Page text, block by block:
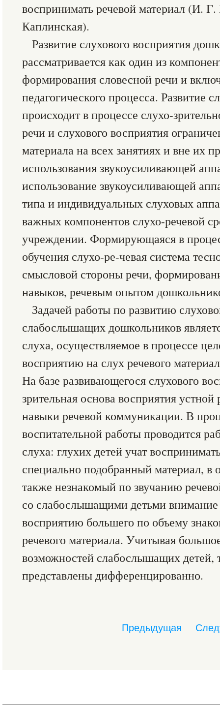
воспринимать речевой материал (И.
Каплинская).
Развитие слухового восприятия
рассматривается как один из
формирования словесной речи и
педагогического процесса. Развитие
происходит в процессе слухо-
речи и слухового восприятия
материала на всех занятиях и вне их
использования звукоусиливающей
использование звукоусиливающей
типа и индивидуальных слуховых
важных компонентов слухо-речевой
учреждении. Формирующаяся в
обучения слухо-ре-чевая система
смысловой стороны речи,
навыков, речевым опытом
Задачей работы по развитию
слабослышащих дошкольников
слуха, осуществляемое в процессе
восприятию на слух речевого
На базе развивающегося слухового
зрительная основа восприятия
навыки речевой коммуникации. В
воспитательной работы проводится
слуха: глухих детей учат
специально подобранный материал, в
также незнакомый по звучанию
со слабослышащими детьми внимание
восприятию большего по объему
речевого материала. Учитывая
возможностей слабослышащих детей,
представлены дифференцированно.
Предыдущая